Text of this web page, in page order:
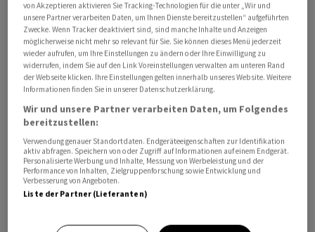
Konjunkturprognosen. Teurere Vorprodukte trieben die
Preise insbesondere in der Landwirtschaft (14
Prozentpunkte des Preisanstiegs von plus 34,2
Prozent), in der Industrie (12,4 Prozentpunkte von plus
13,9 Prozent), im Baugewerbe (7,4 Prozentpunkte von
plus 16,2 Prozent) sowie im Handel, Verkehr und
Gastgewerbe (7,0 Prozentpunkte von plus 11,3
Prozent).
"Einige Unternehmen konnten im vergangenen Jahr
ihre Gewinnmargen aufgrund der kräftigen Nachfrage in
Wollmershäuser. In der Landwirtschaft trugen steigende
von Akzeptieren aktivieren Sie Tracking-Technologien für die unter „Wir und
unsere Partner verarbeiten Daten, um Ihnen Dienste bereitzustellen“ aufgeführten
Zwecke. Wenn Tracker deaktiviert sind, sind manche Inhalte und Anzeigen
möglicherweise nicht mehr so relevant für Sie. Sie können dieses Menü jederzeit
wieder aufrufen, um Ihre Einstellungen zu ändern oder Ihre Einwilligung zu
widerrufen, indem Sie auf den Link Voreinstellungen verwalten am unteren Rand
der Webseite klicken. Ihre Einstellungen gelten innerhalb unseres Website. Weitere
Informationen finden Sie in unserer Datenschutzerklärung.
Wir und unsere Partner verarbeiten Daten, um Folgendes
bereitzustellen:
Verwendung genauer Standortdaten. Endgeräteeigenschaften zur Identifikation
aktiv abfragen. Speichern von oder Zugriff auf Informationen auf einem Endgerät.
Personalisierte Werbung und Inhalte, Messung von Werbeleistung und der
Performance von Inhalten, Zielgruppenforschung sowie Entwicklung und
Verbesserung von Angeboten.
Liste der Partner (Lieferanten)